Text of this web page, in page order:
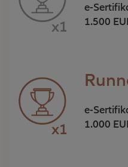
x1
e-
1.500
x1
e-
1.000